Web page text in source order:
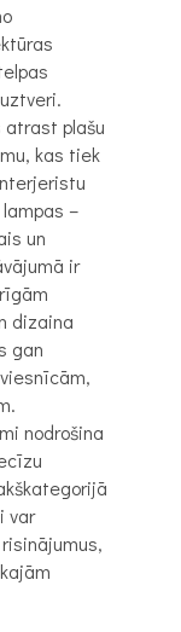
atrast plašu
kas tiek
–
un
ir
dizaina
gan
nodrošina
var